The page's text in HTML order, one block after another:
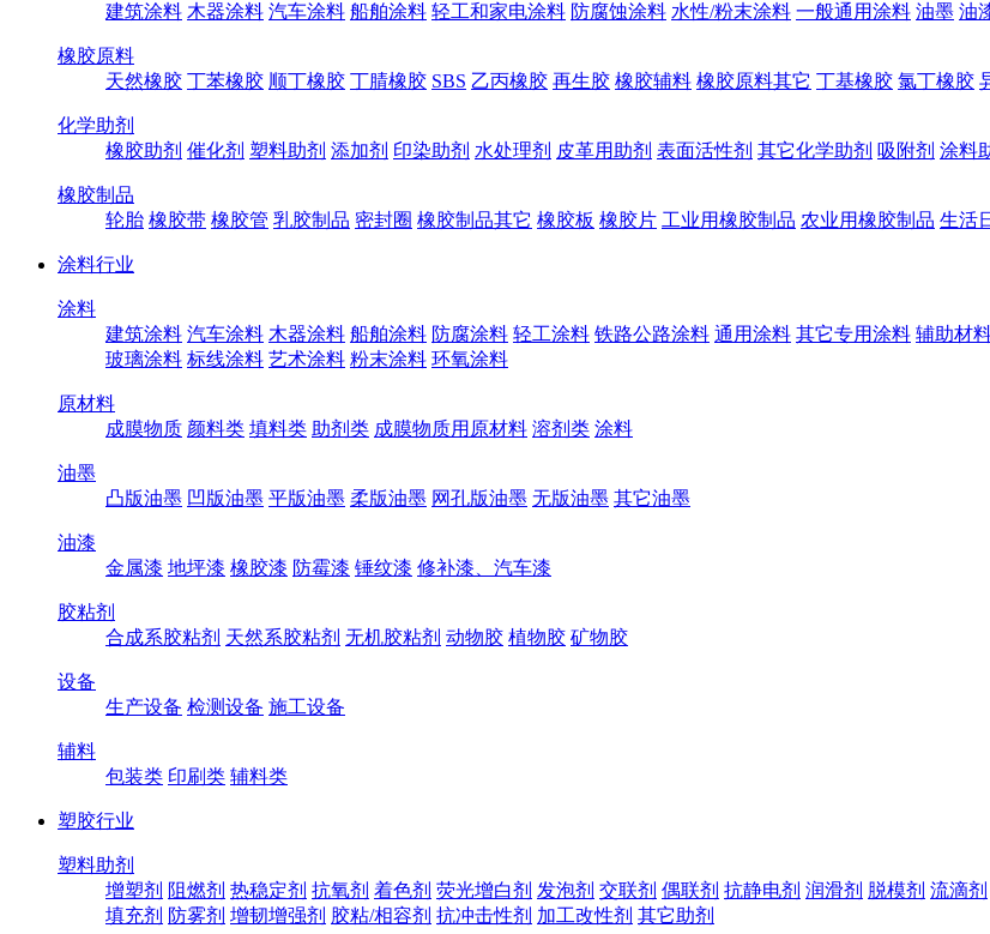
建筑涂料 木器涂料 汽车涂料 船舶涂料 轻工和家电涂料 防腐蚀涂料 水性/粉末涂料 一般通用涂料 油墨 油
橡胶原料
天然橡胶 丁苯橡胶 顺丁橡胶 丁腈橡胶 SBS 乙丙橡胶 再生胶 橡胶辅料 橡胶原料其它 丁基橡胶 氯丁橡胶
化学助剂
橡胶助剂 催化剂 塑料助剂 添加剂 印染助剂 水处理剂 皮革用助剂 表面活性剂 其它化学助剂 吸附剂 涂料
橡胶制品
轮胎 橡胶带 橡胶管 乳胶制品 密封圈 橡胶制品其它 橡胶板 橡胶片 工业用橡胶制品 农业用橡胶制品 生活
涂料行业
涂料
建筑涂料 汽车涂料 木器涂料 船舶涂料 防腐涂料 轻工涂料 铁路公路涂料 通用涂料 其它专用涂料 辅助材
玻璃涂料 标线涂料 艺术涂料 粉末涂料 环氧涂料
原材料
成膜物质 颜料类 填料类 助剂类 成膜物质用原材料 溶剂类 涂料
油墨
凸版油墨 凹版油墨 平版油墨 柔版油墨 网孔版油墨 无版油墨 其它油墨
油漆
金属漆 地坪漆 橡胶漆 防霉漆 锤纹漆 修补漆、汽车漆
胶粘剂
合成系胶粘剂 天然系胶粘剂 无机胶粘剂 动物胶 植物胶 矿物胶
设备
生产设备 检测设备 施工设备
辅料
包装类 印刷类 辅料类
塑胶行业
塑料助剂
增塑剂 阻燃剂 热稳定剂 抗氧剂 着色剂 荧光增白剂 发泡剂 交联剂 偶联剂 抗静电剂 润滑剂 脱模剂 流滴剂
填充剂 防雾剂 增韧增强剂 胶粘/相容剂 抗冲击性剂 加工改性剂 其它助剂